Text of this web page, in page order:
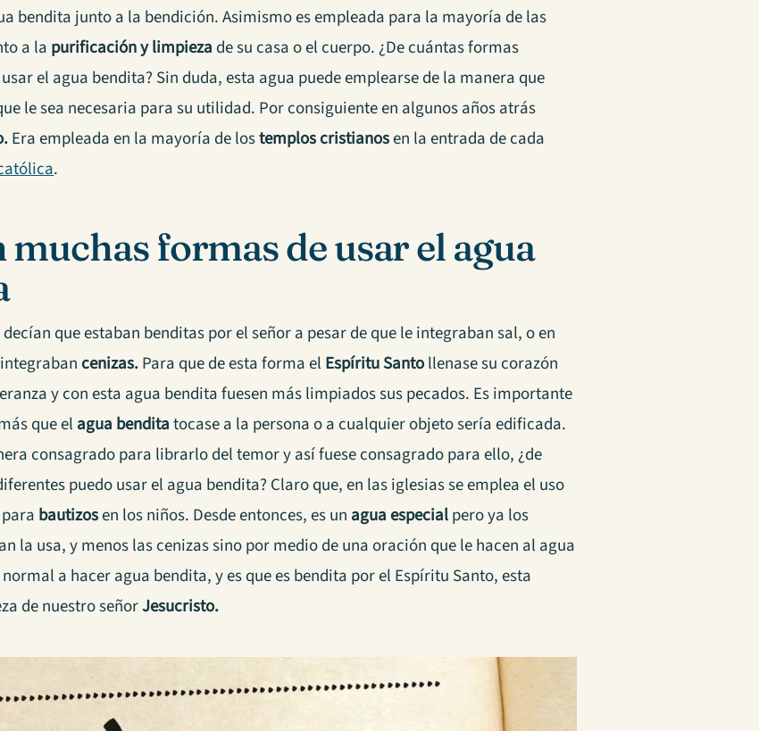
bendita junto a la bendición. Asimismo es empleada para la mayoría de las
a la purificación y limpieza de su casa o el cuerpo. ¿De cuántas formas
el agua bendita? Sin duda, esta agua puede emplearse de la manera que
le sea necesaria para su utilidad. Por consiguiente en algunos años atrás
Era empleada en la mayoría de lostemplos cristianosen la entrada de cada
.
muchas formas de usar el agua
que estaban benditas por el señor a pesar de que le integraban sal, o en
cenizas.Para que de esta forma el Espíritu Santollenase su corazón
y con esta agua bendita fuesen más limpiados sus pecados. Es importante
que el agua benditatocase a la persona o a cualquier objeto sería edificada.
consagrado para librarlo del temor y así fuese consagrado para ello, ¿de
puedo usar el agua bendita? Claro que, en las iglesias se emplea el uso
bautizosen los niños. Desde entonces, es un agua especialpero ya los
la usa, y menos las cenizas sino por medio de una oración que le hacen al agua
a hacer agua bendita, y es que es bendita por el Espíritu Santo, esta
de nuestro señorJesucristo.